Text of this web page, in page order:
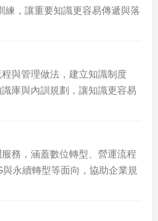
練，讓重要知識更容易傳遞與落
與管理做法，建立知識制度
庫與內訓規劃，讓知識更容易
務，涵蓋數位轉型、營運流程
永續轉型等面向，協助企業規